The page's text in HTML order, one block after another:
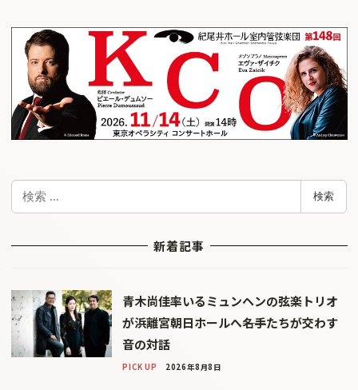
検
検索
新着記事
青木尚佳率いるミュンヘンの弦楽トリオ
が浜離宮朝日ホールへ――名手たちが交わす
音の対話
PICK UP 2026年8月8日